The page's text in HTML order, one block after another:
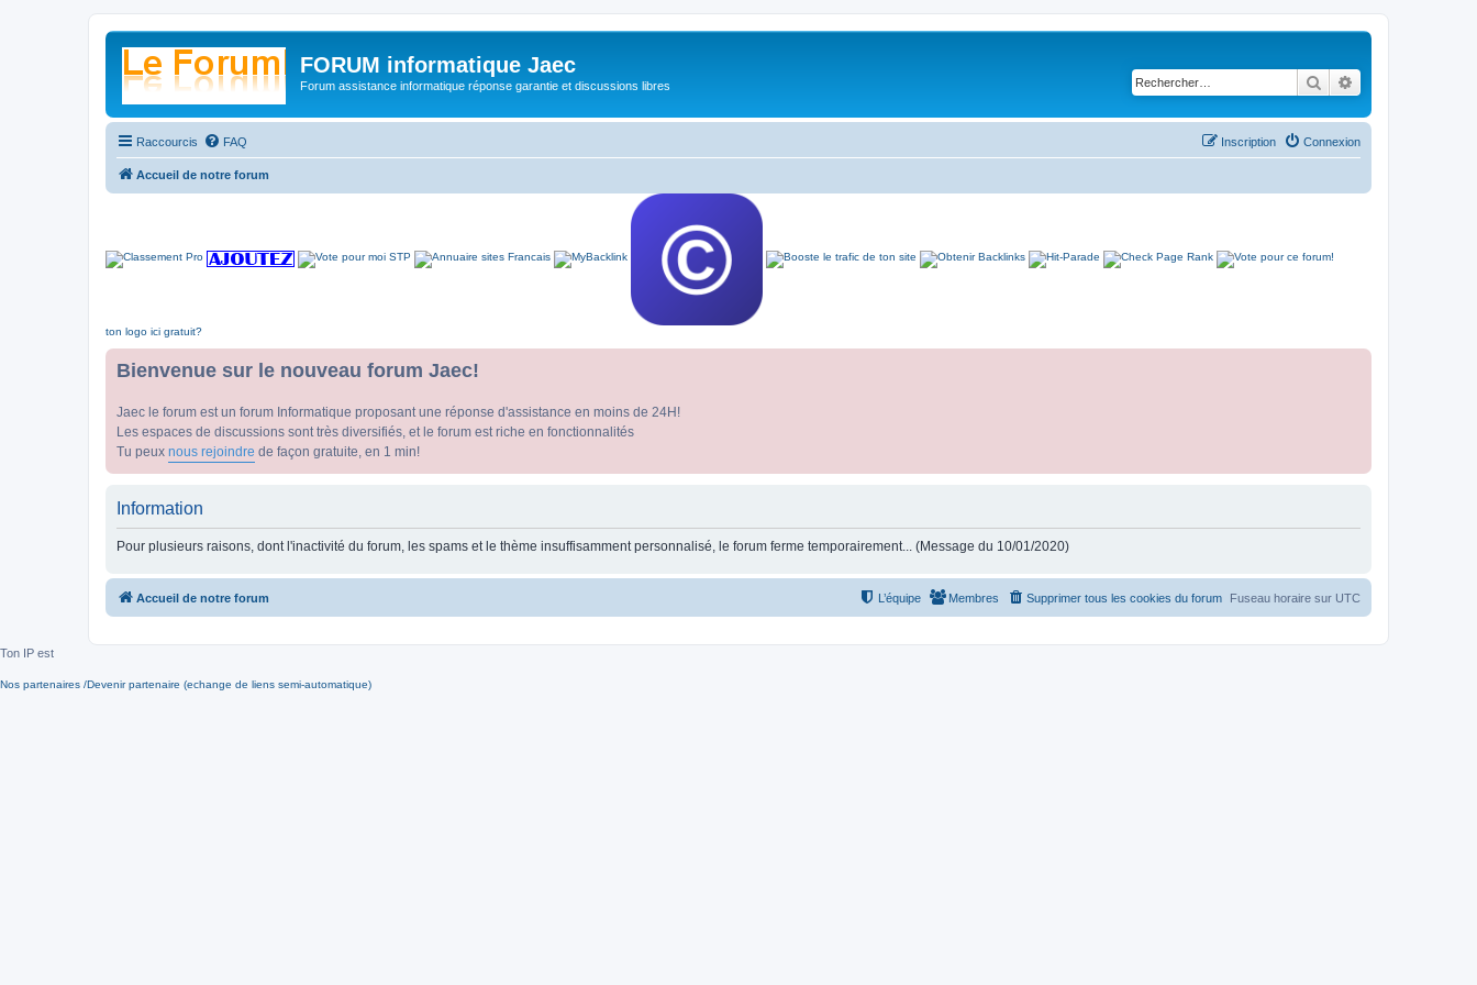
FORUM informatique Jaec
Forum assistance informatique réponse garantie et discussions libres Rechercher
Raccourcis FAQ Connexion
Inscription
Accueil de notre forum
ton logo ici gratuit?
Bienvenue sur le nouveau forum Jaec!
Jaec le forum est un forum Informatique proposant une réponse d'assistance en moins de 24H!
Les espaces de discussions sont très diversifiés, et le forum est riche en fonctionnalités
Tu peux nous rejoindre de façon gratuite, en 1 min!
Information
Pour plusieurs raisons, dont l'inactivité du forum, les spams et le thème insuffisamment personnalisé, le forum ferme temporairement... (Message du 10/01/2020)
Accueil de notre forum Fuseau horaire sur UTC
Supprimer tous les cookies du forum
Membres
L’équipe
Ton IP est
Nos partenaires /Devenir partenaire (echange de liens semi-automatique)